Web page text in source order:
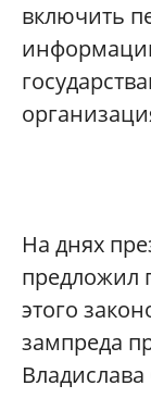
включить
На днях
предложил
этого
зампреда